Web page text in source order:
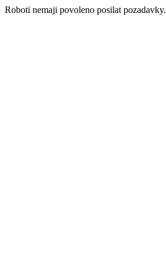
Roboti nemaji povoleno posilat pozadavky.